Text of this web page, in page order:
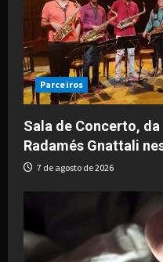
Parceiros
Sala de Concerto,
Radamés Gnattali
7 de agosto de 2026